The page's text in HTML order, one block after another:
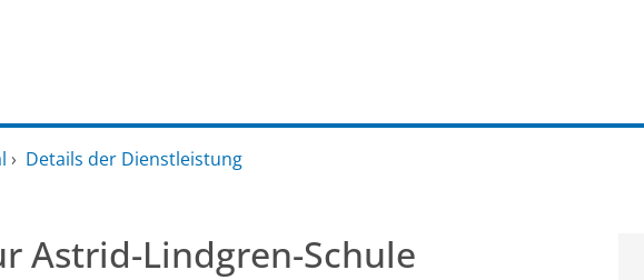
› Details der Dienstleistung
Astrid-Lindgren-Schule